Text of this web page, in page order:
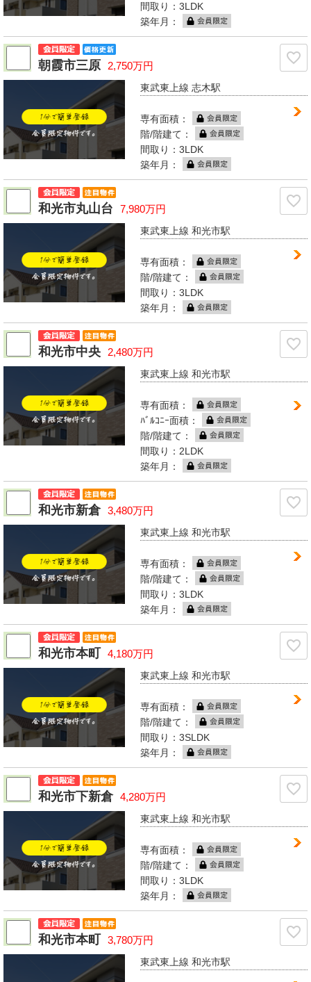
間取り：3LDK
築年月：
朝霞市三原 2,750万円
東武東上線 志木駅
専有面積：
階/階建て：
間取り：3LDK
築年月：
和光市丸山台 7,980万円
東武東上線 和光市駅
専有面積：
階/階建て：
間取り：3LDK
築年月：
和光市中央 2,480万円
東武東上線 和光市駅
専有面積：
ﾊﾞﾙｺﾆｰ面積：
階/階建て：
間取り：2LDK
築年月：
和光市新倉 3,480万円
東武東上線 和光市駅
専有面積：
階/階建て：
間取り：3LDK
築年月：
和光市本町 4,180万円
東武東上線 和光市駅
専有面積：
階/階建て：
間取り：3SLDK
築年月：
和光市下新倉 4,280万円
東武東上線 和光市駅
専有面積：
階/階建て：
間取り：3LDK
築年月：
和光市本町 3,780万円
東武東上線 和光市駅